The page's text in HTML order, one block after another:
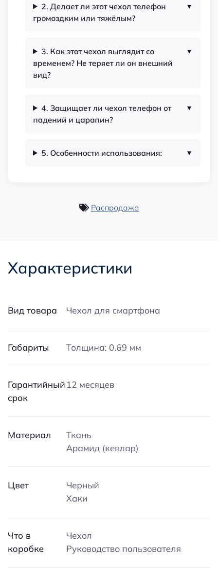
2. Делает ли этот чехол телефон
громоздким или тяжёлым?
3. Как этот чехол выглядит со
временем? Не теряет ли он внешний
вид?
4. Защищает ли чехол телефон от
падений и царапин?
5. Особенности использования:
Распродажа
Характеристики
Вид товара Чехол для смартфона
Габариты Толщина: 0.69 мм
Гарантийный
срок
12 месяцев
Материал
Ткань
Арамид (кевлар)
Цвет
Черный
Хаки
Что в
коробке
Чехол
Руководство пользователя